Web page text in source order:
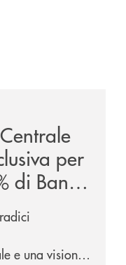
per
di Banca
e una visione